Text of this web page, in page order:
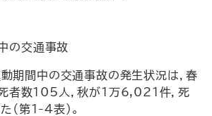
の交通事故
期間中の交通事故の発生状況は，春
者数105人，秋が１万6,021件，死
（第1-4表）。